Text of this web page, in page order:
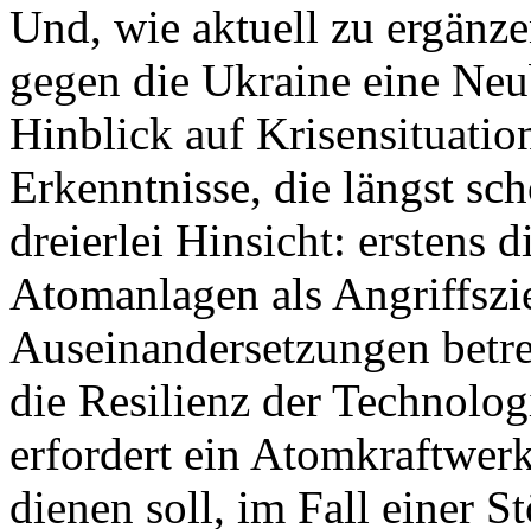
Und, wie aktuell zu
gegen die Ukraine eine
Hinblick auf
Erkenntnisse, die längst
dreierlei Hinsicht: erstens
Atomanlagen als
Auseinandersetzungen
die Resilienz der
erfordert ein
dienen soll, im Fall einer